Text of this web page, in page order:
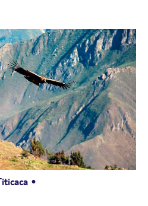
chaude de Yanque.
•